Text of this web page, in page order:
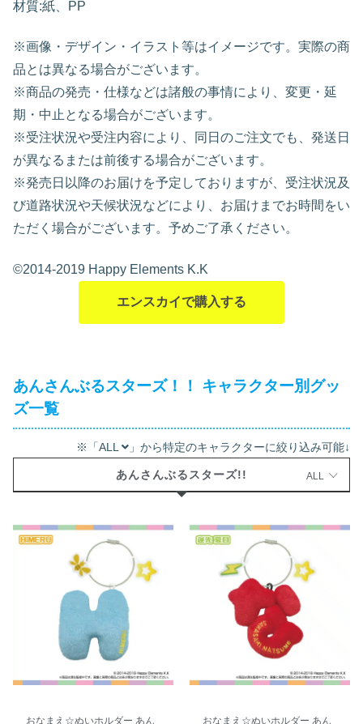
材質:紙、PP
※画像・デザイン・イラスト等はイメージです。実際の商
品とは異なる場合がございます。
※商品の発売・仕様などは諸般の事情により、変更・延
期・中止となる場合がございます。
※受注状況や受注内容により、同日のご注文でも、発送日
が異なるまたは前後する場合がございます。
※発売日以降のお届けを予定しておりますが、受注状況及
び道路状況や天候状況などにより、お届けまでお時間をい
ただく場合がございます。予めご了承ください。
©2014-2019 Happy Elements K.K
エンスカイで購入する
あんさんぶるスターズ！！ キャラクター別グッ
ズ一覧
※「ALL 」から特定のキャラクターに絞り込み可能↓
あんさんぶるスターズ!! ALL
おなまえ☆ぬいホルダー あん おなまえ☆ぬいホルダー あん